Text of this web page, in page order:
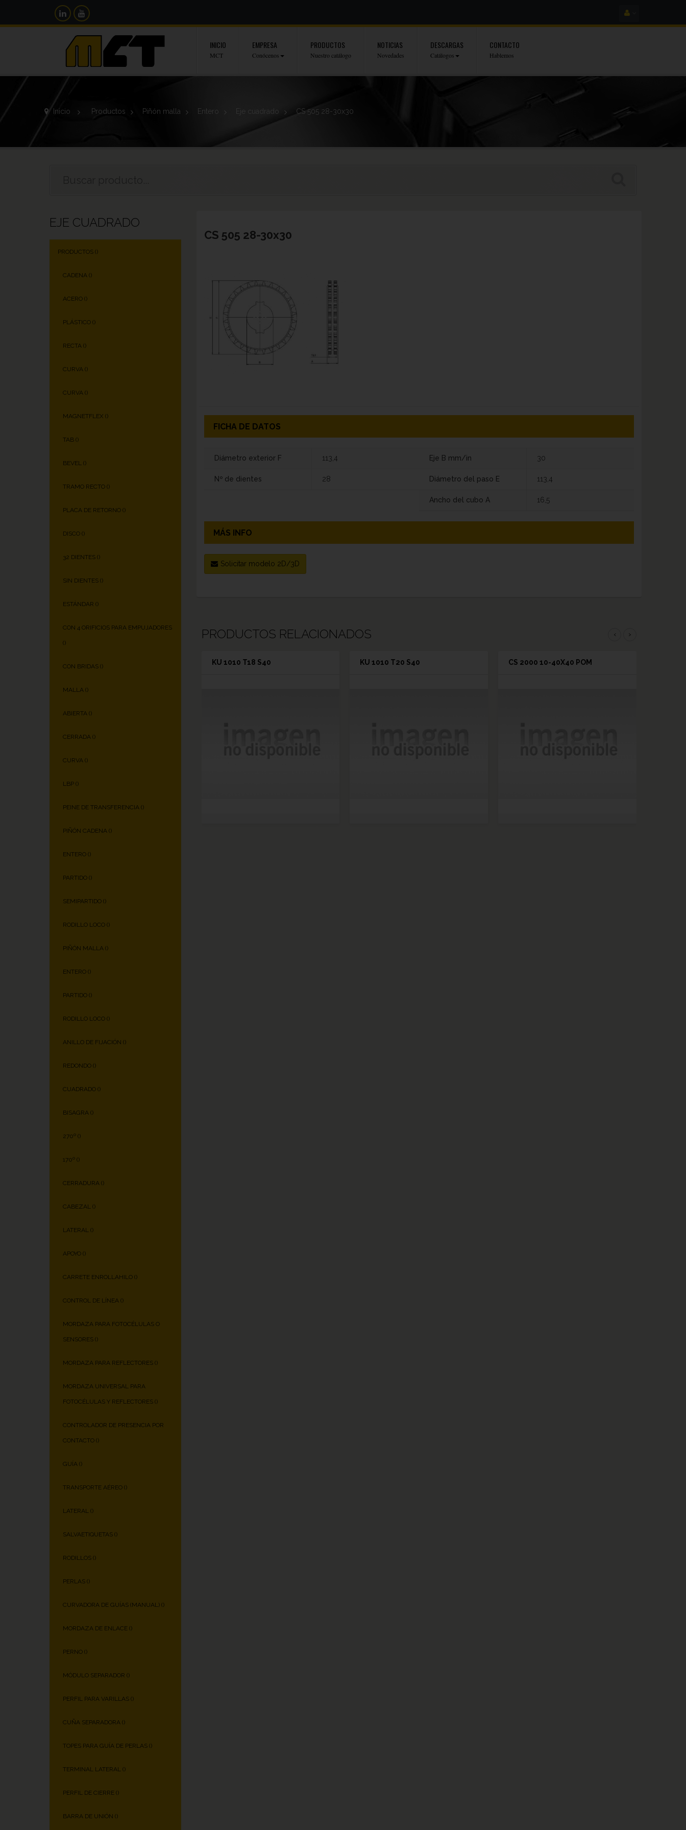
INICIO
MCT
EMPRESA
Conócenos
PRODUCTOS
Nuestro catálogo
NOTICIAS
Novedades
DESCARGAS
Catálogos
CONTACTO
Hablemos
Inicio > Productos > Piñón malla > Entero > Eje cuadrado > CS 505 28-30x30
EJE CUADRADO
PRODUCTOS ()
CADENA ()
ACERO ()
PLÁSTICO ()
RECTA ()
CURVA ()
CURVA ()
MAGNETFLEX ()
TAB ()
BEVEL ()
TRAMO RECTO ()
PLACA DE RETORNO ()
DISCO ()
32 DIENTES ()
SIN DIENTES ()
ESTÁNDAR ()
CON 4 ORIFICIOS PARA EMPUJADORES
()
CON BRIDAS ()
MALLA ()
ABIERTA ()
CERRADA ()
CURVA ()
LBP ()
PEINE DE TRANSFERENCIA ()
PIÑÓN CADENA ()
ENTERO ()
PARTIDO ()
SEMIPARTIDO ()
RODILLO LOCO ()
PIÑÓN MALLA ()
ENTERO ()
PARTIDO ()
RODILLO LOCO ()
ANILLO DE FIJACIÓN ()
REDONDO ()
CUADRADO ()
BISAGRA ()
270º ()
170º ()
CERRADURA ()
CABEZAL ()
LATERAL ()
APOYO ()
CARRETE ENROLLAHILO ()
CONTROL DE LÍNEA ()
MORDAZA PARA FOTOCÉLULAS O
SENSORES ()
MORDAZA PARA REFLECTORES ()
MORDAZA UNIVERSAL PARA
FOTOCÉLULAS Y REFLECTORES ()
CONTROLADOR DE PRESENCIA POR
CONTACTO ()
GUÍA ()
TRANSPORTE AÉREO ()
LATERAL ()
SALVAETIQUETAS ()
RODILLOS ()
PERLAS ()
CURVADORA DE GUÍAS (MANUAL) ()
MORDAZA DE ENLACE ()
PERNO ()
MÓDULO SEPARADOR ()
PERFIL PARA VARILLAS ()
CUÑA SEPARADORA ()
TOPES PARA GUÍA DE PERLAS ()
TERMINAL LATERAL ()
PERFIL DE CIERRE ()
BARRA DE UNIÓN ()
CS 505 28-30x30
FICHA DE DATOS
Diámetro exterior F 113,4
Nº de dientes 28
Eje B mm/in 30
Diámetro del paso E 113,4
Ancho del cubo A 16,5
MÁS INFO
Solicitar modelo 2D/3D
PRODUCTOS RELACIONADOS ‹ ›
KU 1010 T18 S40 KU 1010 T20 S40 CS 2000 10-40X40 POM